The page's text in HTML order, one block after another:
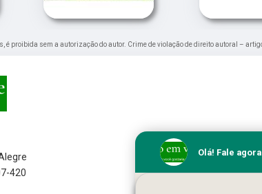
proibida sem a autorização do autor. Crime de violação de direito autoral –
420
Olá! Fale